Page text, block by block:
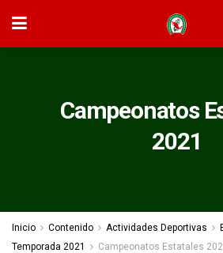
Campeonatos
2021
Inicio Contenido Actividades Deportivas
Temporada 2021
Campeonatos Estatales